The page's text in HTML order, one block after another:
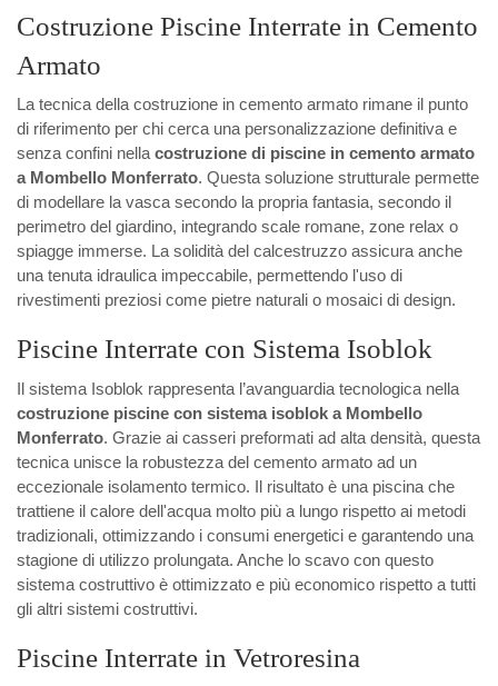
Costruzione Piscine Interrate in Cemento
Armato
La tecnica della costruzione in cemento armato rimane il punto
di riferimento per chi cerca una personalizzazione definitiva e
senza confini nella costruzione di piscine in cemento armato
a Mombello Monferrato. Questa soluzione strutturale permette
di modellare la vasca secondo la propria fantasia, secondo il
perimetro del giardino, integrando scale romane, zone relax o
spiagge immerse. La solidità del calcestruzzo assicura anche
una tenuta idraulica impeccabile, permettendo l'uso di
rivestimenti preziosi come pietre naturali o mosaici di design.
Piscine Interrate con Sistema Isoblok
Il sistema Isoblok rappresenta l’avanguardia tecnologica nella
costruzione piscine con sistema isoblok a Mombello
Monferrato. Grazie ai casseri preformati ad alta densità, questa
tecnica unisce la robustezza del cemento armato ad un
eccezionale isolamento termico. Il risultato è una piscina che
trattiene il calore dell'acqua molto più a lungo rispetto ai metodi
tradizionali, ottimizzando i consumi energetici e garantendo una
stagione di utilizzo prolungata. Anche lo scavo con questo
sistema costruttivo è ottimizzato e più economico rispetto a tutti
gli altri sistemi costruttivi.
Piscine Interrate in Vetroresina